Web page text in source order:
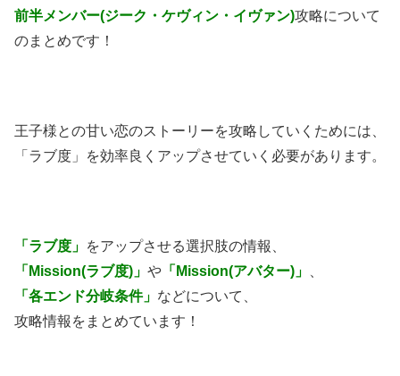
前半メンバー(ジーク・ケヴィン・イヴァン)攻略について
のまとめです！
王子様との甘い恋のストーリーを攻略していくためには、
「ラブ度」を効率良くアップさせていく必要があります。
「ラブ度」 をアップさせる選択肢の情報、
「Mission(ラブ度)」 や 「Mission(アバター)」
「各エンド分岐条件」 などについて、
攻略情報をまとめています！